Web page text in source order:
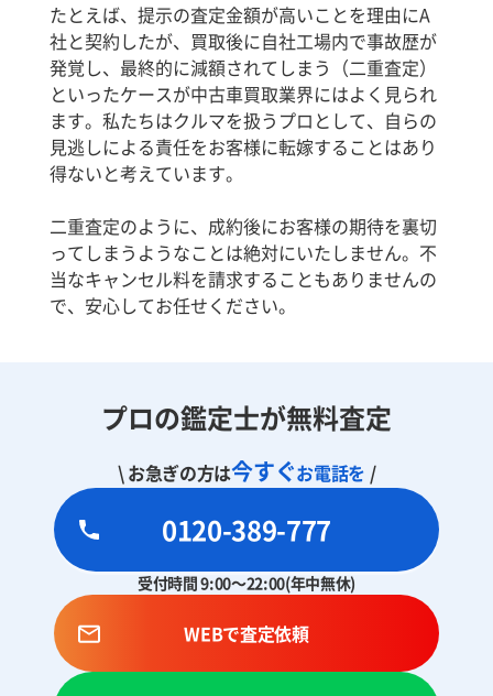
たとえば、提示の査定金額が高いことを理由にA
社と契約したが、買取後に自社工場内で事故歴が
発覚し、最終的に減額されてしまう（二重査定）
といったケースが中古車買取業界にはよく見られ
ます。私たちはクルマを扱うプロとして、自らの
見逃しによる責任をお客様に転嫁することはあり
得ないと考えています。
二重査定のように、成約後にお客様の期待を裏切
ってしまうようなことは絶対にいたしません。不
当なキャンセル料を請求することもありませんの
で、安心してお任せください。
プロの鑑定士が無料査定
\ お急ぎの方は今すぐお電話を /
0120-389-777
受付時間 9:00～22:00(年中無休)
WEBで査定依頼